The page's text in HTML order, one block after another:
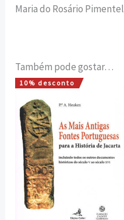
Maria do Rosário Pimentel
Também pode gostar…
10% desconto
O
preço
original
era:
15,00 €.
O
atual
é:
13,50 €.